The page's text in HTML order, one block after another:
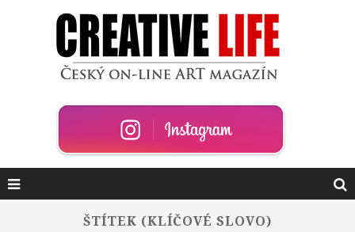
ŠTÍTEK (KLÍČOVÉ SLOVO)